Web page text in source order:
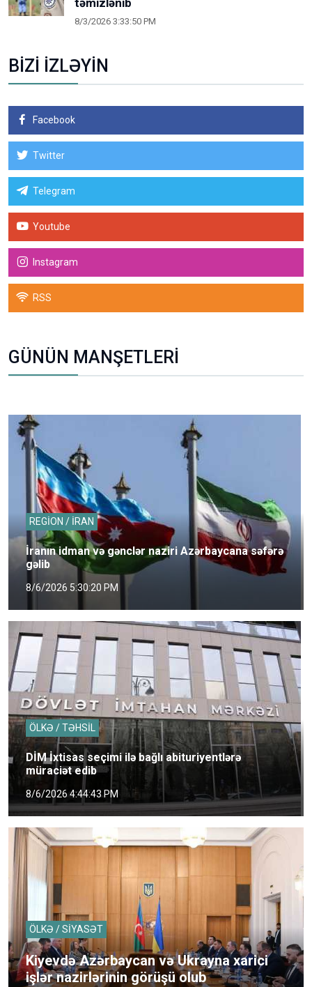
təmizlənib
8/3/2026 3:33:50 PM
BİZİ İZLƏYİN
Facebook
Twitter
Telegram
Youtube
Instagram
RSS
GÜNÜN MANŞETLERİ
REGİON / İRAN
İranın idman və gənclər naziri Azərbaycana səfərə
gəlib
8/6/2026 5:30:20 PM
ÖLKƏ / TƏHSİL
DİM İxtisas seçimi ilə bağlı abituriyentlərə
müraciət edib
8/6/2026 4:44:43 PM
ÖLKƏ / SİYASƏT
Kiyevdə Azərbaycan və Ukrayna xarici
işlər nazirlərinin görüşü olub